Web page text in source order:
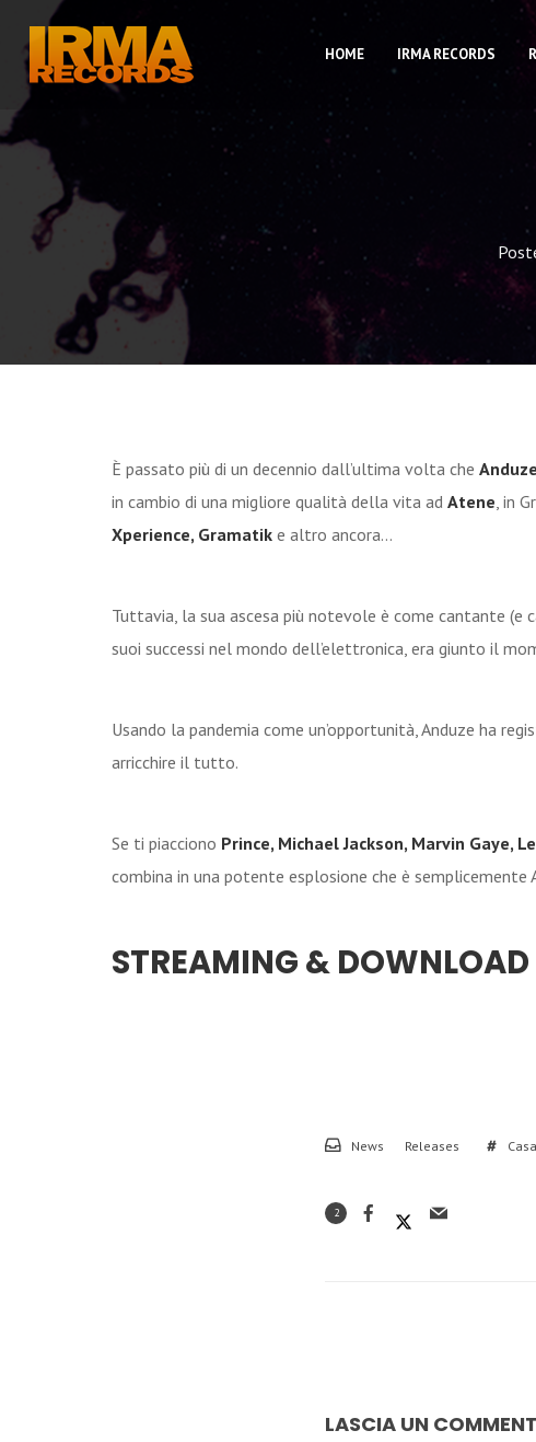
HOME IRMA RECORDS
È passato più di un decennio dall’ultima volta che Anduze
in cambio di una migliore qualità della vita ad Atene, in
Xperience, Gramatik e altro ancora…
Tuttavia, la sua ascesa più notevole è come cantante (e
suoi successi nel mondo dell’elettronica, era giunto il
Usando la pandemia come un’opportunità, Anduze ha
arricchire il tutto.
Se ti piacciono Prince, Michael Jackson, Marvin Gaye,
combina in una potente esplosione che è semplicemente
STREAMING & DOWNLOAD
News Releases
2
LASCIA UN